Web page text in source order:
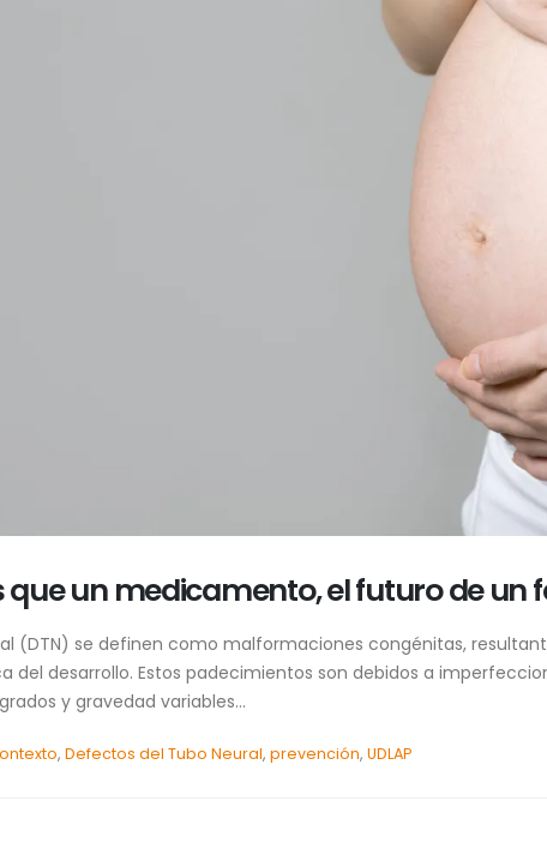
que un medicamento, el futuro de un
(DTN) se definen como malformaciones congénitas,
del desarrollo. Estos padecimientos son debidos a
y gravedad variables...
,Defectos del Tubo Neural,prevención,UDLAP